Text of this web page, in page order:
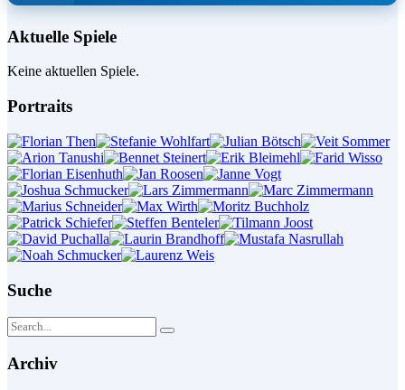
Aktuelle Spiele
Keine aktuellen Spiele.
Portraits
Suche
Archiv